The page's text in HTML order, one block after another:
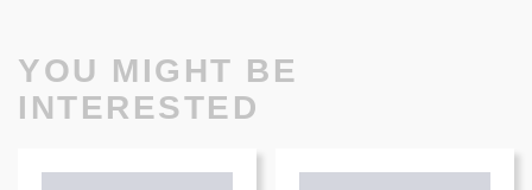
YOU MIGHT BE
INTERESTED